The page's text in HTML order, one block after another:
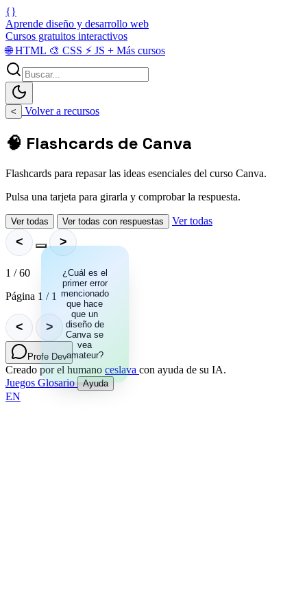
{}
Aprende diseño y desarrollo web
Cursos gratuitos interactivos
🌐HTML 🎨 CSS ⚡ JS + Más cursos
< Volver a recursos
🧠 Flashcards de Canva
Flashcards para repasar las ideas esenciales del curso Canva.
Pulsa una tarjeta para girarla y comprobar la respuesta.
Ver todas Ver todas con respuestas Ver todas
<
¿Cuál es el
primer error
mencionado
que hace
que un
diseño de
Canva se
vea
amateur?
El exceso
o sobreuso
de
diferentes
fuentes
tipográficas
en un
mismo
diseño.
>
1 / 60
Página 1 / 1
< >
Profe Dev
Creado por el humano ceslava con ayuda de su IA.
Juegos Glosario Ayuda
EN